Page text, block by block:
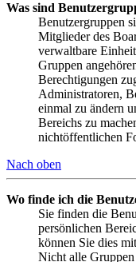
Was sind
Benutzergruppen
Mitglieder des
verwaltbare
Gruppen
Berechtigungen
Administratoren,
einmal zu ändern
Bereichs zu
nichtöffentlichen
Nach oben
Wo finde ich die
Sie finden die
persönlichen
können Sie dies
Nicht alle